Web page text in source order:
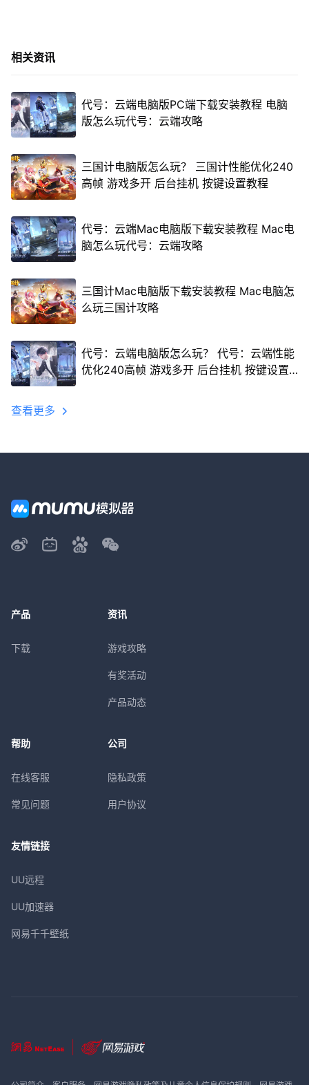
相关资讯
代号：云端电脑版PC端下载安装教程 电脑
版怎么玩代号：云端攻略
三国计电脑版怎么玩？ 三国计性能优化240
高帧 游戏多开 后台挂机 按键设置教程
代号：云端Mac电脑版下载安装教程 Mac电
脑怎么玩代号：云端攻略
三国计Mac电脑版下载安装教程 Mac电脑怎
么玩三国计攻略
代号：云端电脑版怎么玩？ 代号：云端性能
优化240高帧 游戏多开 后台挂机 按键设置
查看更多
产品
下载
资讯
游戏攻略
有奖活动
产品动态
帮助
在线客服
常见问题
公司
隐私政策
用户协议
友情链接
UU远程
UU加速器
网易千千壁纸